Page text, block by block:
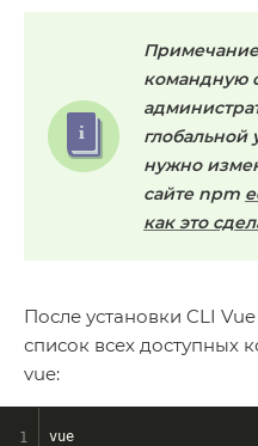
командную
глобальной
нужно
сайте npm
как это
После установки CLI
список всех доступных
vue:
vue